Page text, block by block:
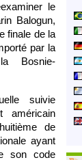
le
Balogun,
finale de la
par la
Bosnie-
suivie
américain
de
ayant
son code